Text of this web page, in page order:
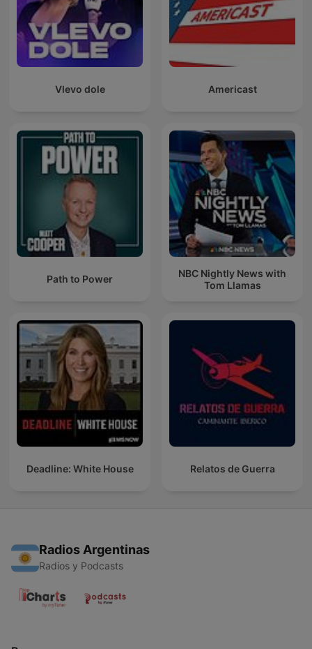
Vlevo dole Americast
Path to Power
NBC Nightly News with
Tom Llamas
Deadline: White House Relatos de Guerra
Radios Argentinas
Radios y Podcasts